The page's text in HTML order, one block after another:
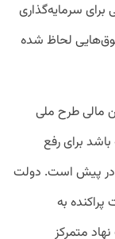
سرمایه‌گذاری
لحاظ شده
مالی طرح ملی
برای رفع
سختی در پیش است. دولت
پراکنده به
متمرکز